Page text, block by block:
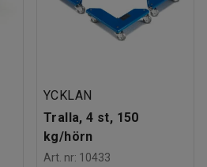
YCKLAN
Tralla, 4 st, 150
kg/hörn
Art. nr: 10433